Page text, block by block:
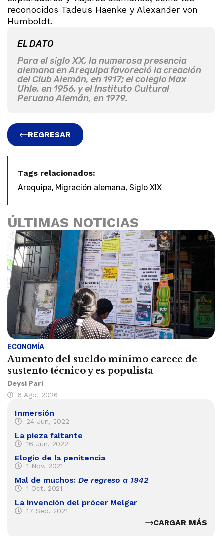
reconocidos Tadeus Haenke y Alexander von
Humboldt.
EL DATO
Para el siglo XX, la numerosa presencia
alemana en Arequipa favoreció la creación
del Club Alemán, en 1917; el colegio Max
Uhle, en 1956, y el Instituto Cultural
Peruano Alemán, en 1979.
REGRESAR
Tags relacionados:
Arequipa, Migración alemana, Siglo XIX
ÚLTIMAS NOTICIAS
ECONOMÍA
Aumento del sueldo mínimo carece de
sustento técnico y es populista
Deysi Pari
6 Ago, 2026
Inmersión
24 Jun, 2022
La pieza faltante
16 Jun, 2022
Elogio de la penitencia
1 Nov, 2021
Mal de muchos: De regreso a 1942
1 Oct, 2021
La invención del prócer Melgar
17 Sep, 2021
CARGAR MÁS